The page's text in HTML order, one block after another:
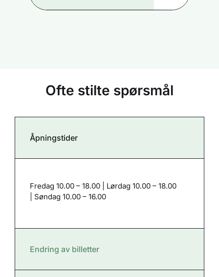
Ofte stilte spørsmål
Åpningstider
Fredag 10.00 – 18.00 | Lørdag 10.00 – 18.00
| Søndag 10.00 – 16.00
Endring av billetter